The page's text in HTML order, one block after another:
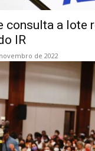
consulta a lote
IR
de 2022